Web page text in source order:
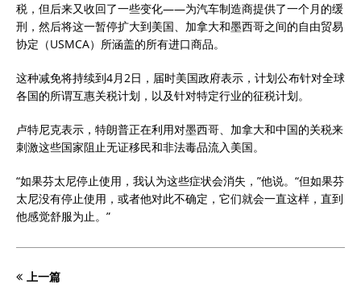
税，但后来又收回了一些变化——为汽车制造商提供了一个月的缓
刑，然后将这一暂停扩大到美国、加拿大和墨西哥之间的自由贸易
协定（USMCA）所涵盖的所有进口商品。
这种减免将持续到4月2日，届时美国政府表示，计划公布针对全球
各国的所谓互惠关税计划，以及针对特定行业的征税计划。
卢特尼克表示，特朗普正在利用对墨西哥、加拿大和中国的关税来
刺激这些国家阻止无证移民和非法毒品流入美国。
“如果芬太尼停止使用，我认为这些症状会消失，”他说。“但如果芬
太尼没有停止使用，或者他对此不确定，它们就会一直这样，直到
他感觉舒服为止。”
上一篇